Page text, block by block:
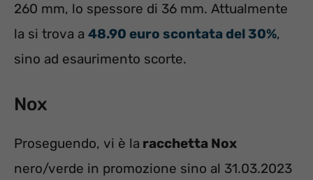
260 mm, lo spessore di 36 mm. Attualmente
la si trova a 48.90 euro scontata del 30%,
sino ad esaurimento scorte.
Nox
Proseguendo, vi è la racchetta Nox
nero/verde in promozione sino al 31.03.2023